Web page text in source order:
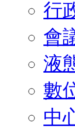
行
會
液
數
中